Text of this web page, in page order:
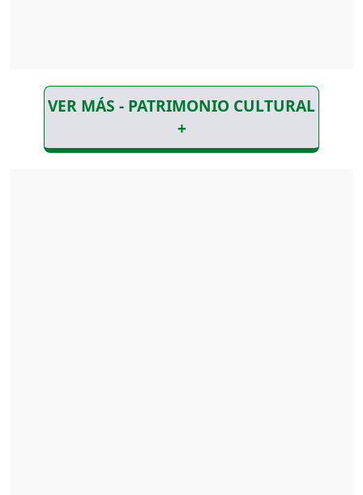
VER MÁS - PATRIMONIO CULTURAL
+